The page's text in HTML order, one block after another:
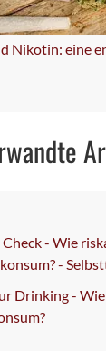
Nikotin: eine
- Wie
-
Drinking -